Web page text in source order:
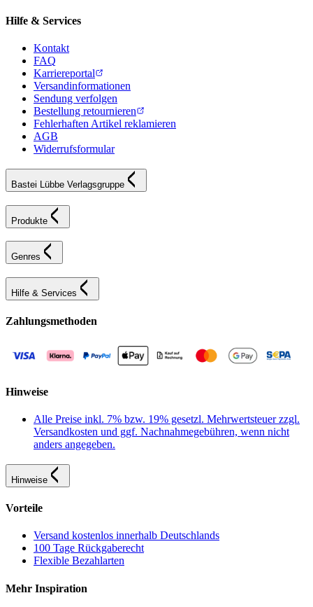
Hilfe & Services
Kontakt
FAQ
Karriereportal
Versandinformationen
Sendung verfolgen
Bestellung retournieren
Fehlerhaften Artikel reklamieren
AGB
Widerrufsformular
Bastei Lübbe Verlagsgruppe
Produkte
Genres
Hilfe & Services
Zahlungsmethoden
Hinweise
Alle Preise inkl. 7% bzw. 19% gesetzl. Mehrwertsteuer zzgl.
Versandkosten und ggf. Nachnahmegebühren, wenn nicht
anders angegeben.
Hinweise
Vorteile
Versand kostenlos innerhalb Deutschlands
100 Tage Rückgaberecht
Flexible Bezahlarten
Mehr Inspiration